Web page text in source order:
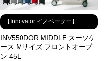
【Innovator イノベーター】
INV550DOR MIDDLE スーツケ
ース Mサイズ フロントオープ
ン 45L